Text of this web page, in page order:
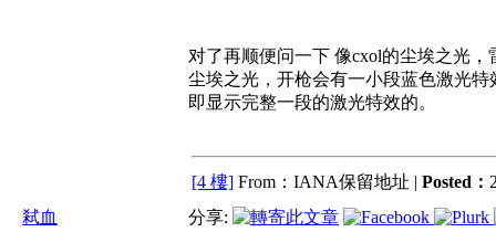
对了再顺便问一下 像cxol的尘埃之光
尘埃之光，开枪会有一小段蓝色激光
即显示完整一段的激光特效的。
[4 樓] From：IANA保留地址 | Posted：
弒血
分享: